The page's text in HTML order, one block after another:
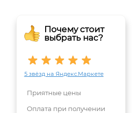
Почему стоит
выбрать нас?
5 звёзд на Яндекс.Маркете
Приятные цены
Оплата при получении